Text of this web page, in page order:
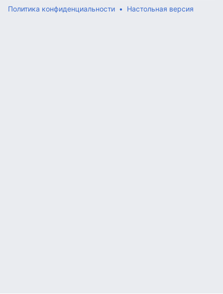
Политика конфиденциальности Настольная версия